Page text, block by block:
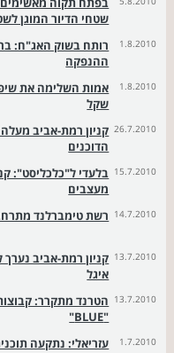
שטחי הדיור המוגן
1.8.2010
רותח בשוק האג"ח:
ההנפקה
1.8.2010
שקל
26.7.2010 קניון רמת-אביב
הדוכנים
15.7.2010 בלעדי ל"כלכליסט":
מעצבים
14.7.2010 רשת טימברלנד
13.7.2010 קניון רמת-אביב נערך
איגל
13.7.2010 הטרנד מתקרר:
"BLUE"
1.7.2010 עזריאלי: נתקעה